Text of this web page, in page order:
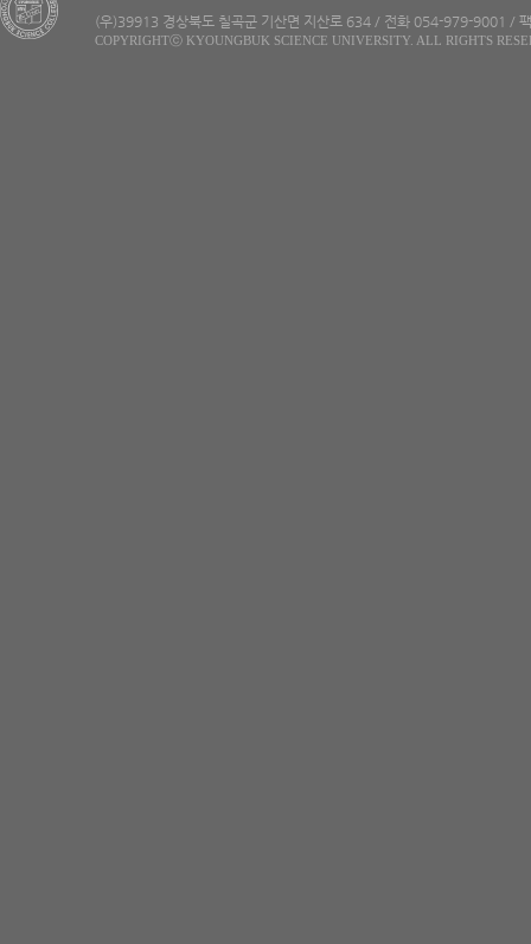
(우)39913 경상북도 칠곡군 기산면 지산로 634 / 전화 054-979-9001 /
COPYRIGHTⓒ KYOUNGBUK SCIENCE UNIVERSITY. ALL RIGHTS